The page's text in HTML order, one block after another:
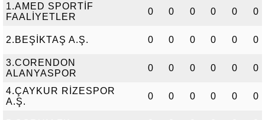
1.AMED SPORTİF
FAALİYETLER
0 0 0 0 0 0
2.BEŞİKTAŞ A.Ş. 0 0 0 0 0 0
3.CORENDON
ALANYASPOR
0 0 0 0 0 0
4.ÇAYKUR RİZESPOR
A.Ş.
0 0 0 0 0 0